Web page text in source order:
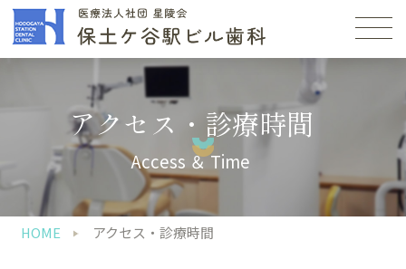
アクセス・診療時間
Access ＆ Time
HOME アクセス・診療時間